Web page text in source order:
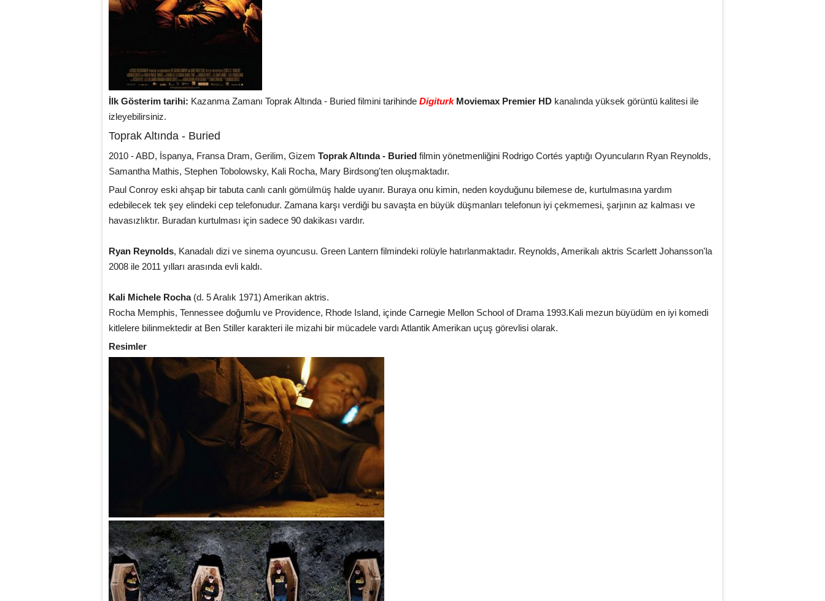
İlk Gösterim tarihi: Kazanma Zamanı Toprak Altında - Buried filmini tarihinde Digiturk Moviemax Premier HD kanalında yüksek görüntü kalitesi ile
izleyebilirsiniz.
Toprak Altında - Buried
2010 - ABD, İspanya, Fransa Dram, Gerilim, Gizem Toprak Altında - Buried filmin yönetmenliğini Rodrigo Cortés yaptığı Oyuncuların Ryan Reynolds,
Samantha Mathis, Stephen Tobolowsky, Kali Rocha, Mary Birdsong'ten oluşmaktadır.
Paul Conroy eski ahşap bir tabuta canlı canlı gömülmüş halde uyanır. Buraya onu kimin, neden koyduğunu bilemese de, kurtulmasına yardım
edebilecek tek şey elindeki cep telefonudur. Zamana karşı verdiği bu savaşta en büyük düşmanları telefonun iyi çekmemesi, şarjının az kalması ve
havasızlıktır. Buradan kurtulması için sadece 90 dakikası vardır.
Ryan Reynolds, Kanadalı dizi ve sinema oyuncusu. Green Lantern filmindeki rolüyle hatırlanmaktadır. Reynolds, Amerikalı aktris Scarlett Johansson'la
2008 ile 2011 yılları arasında evli kaldı.
Kali Michele Rocha(d. 5 Aralık 1971) Amerikan aktris.
Rocha Memphis, Tennessee doğumlu ve Providence, Rhode Island, içinde Carnegie Mellon School of Drama 1993.Kali mezun büyüdüm en iyi komedi
kitlelere bilinmektedir at Ben Stiller karakteri ile mizahi bir mücadele vardı Atlantik Amerikan uçuş görevlisi olarak.
Resimler